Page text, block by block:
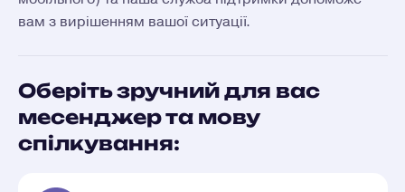
вам з вирішенням вашої ситуації.
Оберіть зручний для вас
месенджер та мову
спілкування: